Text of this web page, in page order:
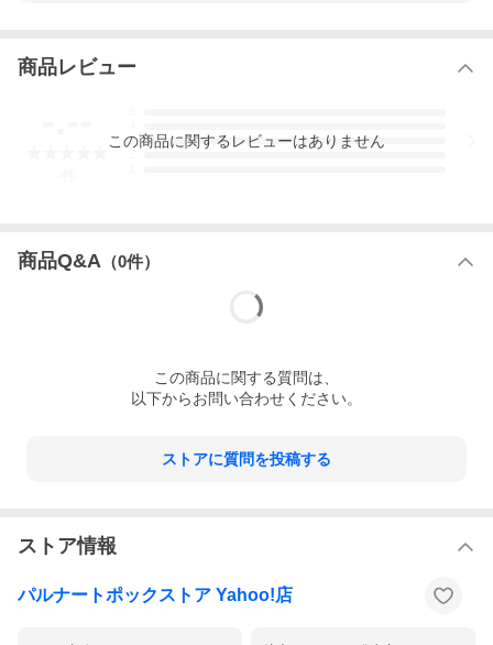
商品レビュー
3
この商品に関するレビューはありません
商品Q&A （0件）
この商品に関する質問は、
以下からお問い合わせください。
ストアに質問を投稿する
ストア情報
パルナートポックストア Yahoo!店